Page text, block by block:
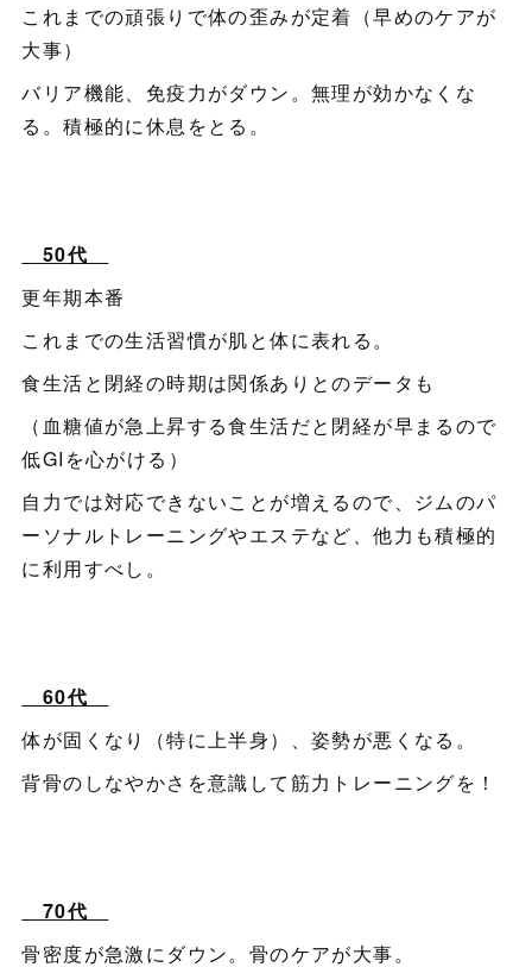
これまでの頑張りで体の歪みが定着（早めのケアが
大事）
バリア機能、免疫力がダウン。無理が効かなくな
る。積極的に休息をとる。
50代
更年期本番
これまでの生活習慣が肌と体に表れる。
食生活と閉経の時期は関係ありとのデータも
（血糖値が急上昇する食生活だと閉経が早まるので
低GIを心がける）
自力では対応できないことが増えるので、ジムのパ
ーソナルトレーニングやエステなど、他力も積極的
に利用すべし。
60代
体が固くなり（特に上半身）、姿勢が悪くなる。
背骨のしなやかさを意識して筋力トレーニングを！
70代
骨密度が急激にダウン。骨のケアが大事。